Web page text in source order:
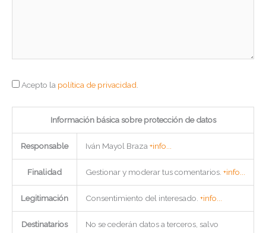
Acepto la política de privacidad
Información básica sobre protección de datos
Responsable Iván Mayol Braza +info...
Finalidad Gestionar y moderar tus comentarios. +info...
Legitimación Consentimiento del interesado. +info...
Destinatarios
No se cederán datos a terceros, salvo